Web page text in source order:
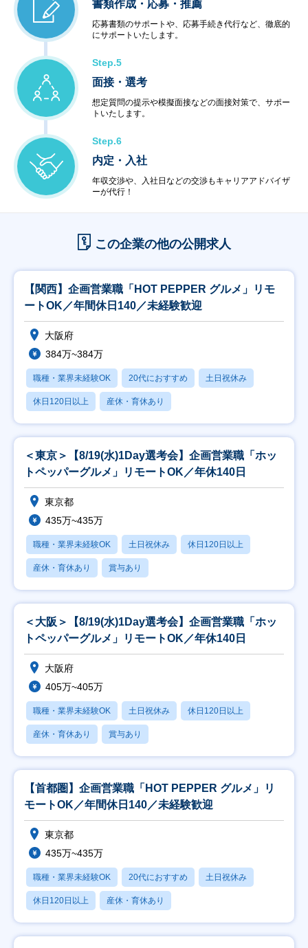
書類作成・応募・推薦
応募書類のサポートや、応募手続き代行など、徹底的
にサポートいたします。
Step.5
面接・選考
想定質問の提示や模擬面接などの面接対策で、サポー
トいたします。
Step.6
内定・入社
年収交渉や、入社日などの交渉もキャリアアドバイザ
ーが代行！
この企業の他の公開求人
【関西】企画営業職「HOT PEPPER グルメ」リモ
ートOK／年間休日140／未経験歓迎
大阪府
384万~384万
職種・業界未経験OK 20代におすすめ 土日祝休み
休日120日以上 産休・育休あり
＜東京＞【8/19(水)1Day選考会】企画営業職「ホッ
トペッパーグルメ」リモートOK／年休140日
東京都
435万~435万
職種・業界未経験OK 土日祝休み 休日120日以上
産休・育休あり 賞与あり
＜大阪＞【8/19(水)1Day選考会】企画営業職「ホッ
トペッパーグルメ」リモートOK／年休140日
大阪府
405万~405万
職種・業界未経験OK 土日祝休み 休日120日以上
産休・育休あり 賞与あり
【首都圏】企画営業職「HOT PEPPER グルメ」リ
モートOK／年間休日140／未経験歓迎
東京都
435万~435万
職種・業界未経験OK 20代におすすめ 土日祝休み
休日120日以上 産休・育休あり